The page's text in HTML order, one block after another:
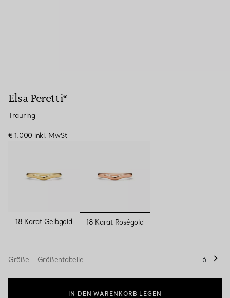
Elsa Peretti®
Trauring
€ 1.000 inkl. MwSt
18 Karat Gelbgold ausgewählt
18 Karat Roségold
Größe Größentabelle 6
IN DEN WARENKORB LEGEN